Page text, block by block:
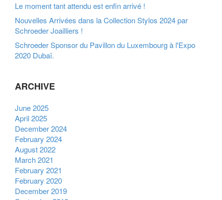
Le moment tant attendu est enfin arrivé !
Nouvelles Arrivées dans la Collection Stylos 2024 par
Schroeder Joailliers !
Schroeder Sponsor du Pavillon du Luxembourg à l'Expo
2020 Dubaï.
ARCHIVE
June 2025
April 2025
December 2024
February 2024
August 2022
March 2021
February 2021
February 2020
December 2019